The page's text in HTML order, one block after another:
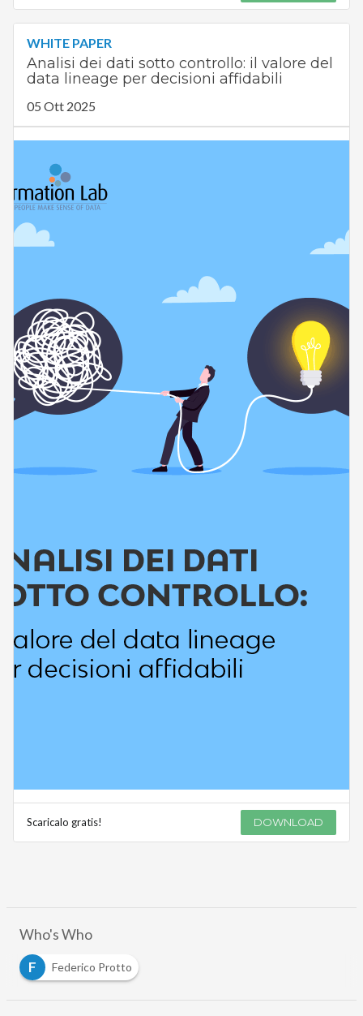
WHITE PAPER
Analisi dei dati sotto controllo: il valore del
data lineage per decisioni affidabili
05 Ott 2025
Scaricalo gratis! DOWNLOAD
Who's Who
F
Federico Protto